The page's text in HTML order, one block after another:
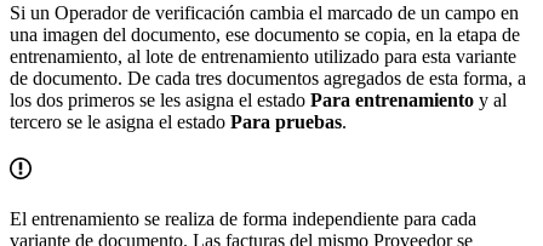
Si un Operador de verificación cambia el marcado de un campo en
una imagen del documento, ese documento se copia, en la etapa de
entrenamiento, al lote de entrenamiento utilizado para esta variante
de documento. De cada tres documentos agregados de esta forma, a
los dos primeros se les asigna el estado Para entrenamiento y al
tercero se le asigna el estado Para pruebas.
El entrenamiento se realiza de forma independiente para cada
variante de documento. Las facturas del mismo Proveedor se